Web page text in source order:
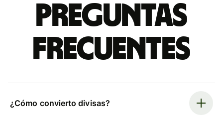
Preguntas
frecuentes
¿Cómo convierto divisas?